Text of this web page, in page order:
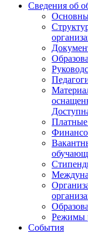
Сведения об
Платные
Режимы
События